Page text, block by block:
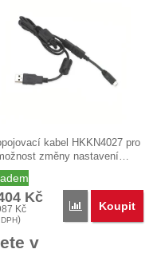
kabel HKKN4027 pro
změny nastavení…
Kč
Kč
)
Porovnat
Koupit
v